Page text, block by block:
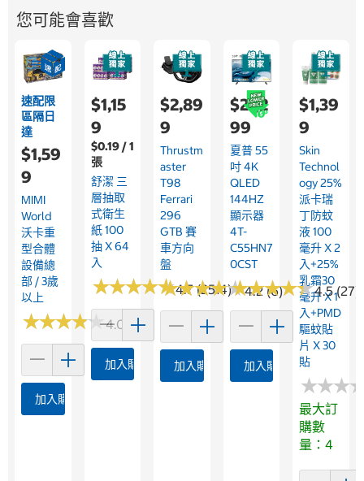
您可能會喜歡
速配限
區隔日
達
$1,59
9
MIMI
World
沃卡重
型合體
設備總
部 / 3歲
以上
★★★★★
★★★★★4.0 (2)
加入購物車
$1,15
9
$0.19 / 1
張
舒潔 三
層抽取
式衛生
紙 100
抽 X 64
入
★★★★★
★★★★★4.7 (2514)
加入購物車
$2,89
9
Thrustm
Aster
T98
Ferrari
296
GTB 賽
車方向
盤
★★★★★
★★★★★4.2 (6)
加入購物車
$21,2
99
夏普 55
吋 4K
QLED
144HZ
顯示器
4T-
C55HN7
0CST
★★★★★
★★★★★4.5 (27)
加入購物車
$1,39
9
Skin
Technol
Ogy 25%
派卡瑞
丁防蚊
液 100
毫升 X 2
入+25%
乳霜30
毫升 X 1
入+PMD
驅蚊貼
片 X 30
貼
★★★
★★★
最大訂
購數
量：4